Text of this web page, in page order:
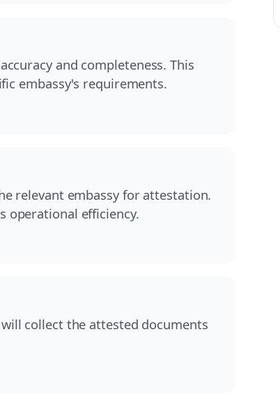
and completeness. This
embassy's requirements.
relevant embassy for attestation.
operational efficiency.
collect the attested documents